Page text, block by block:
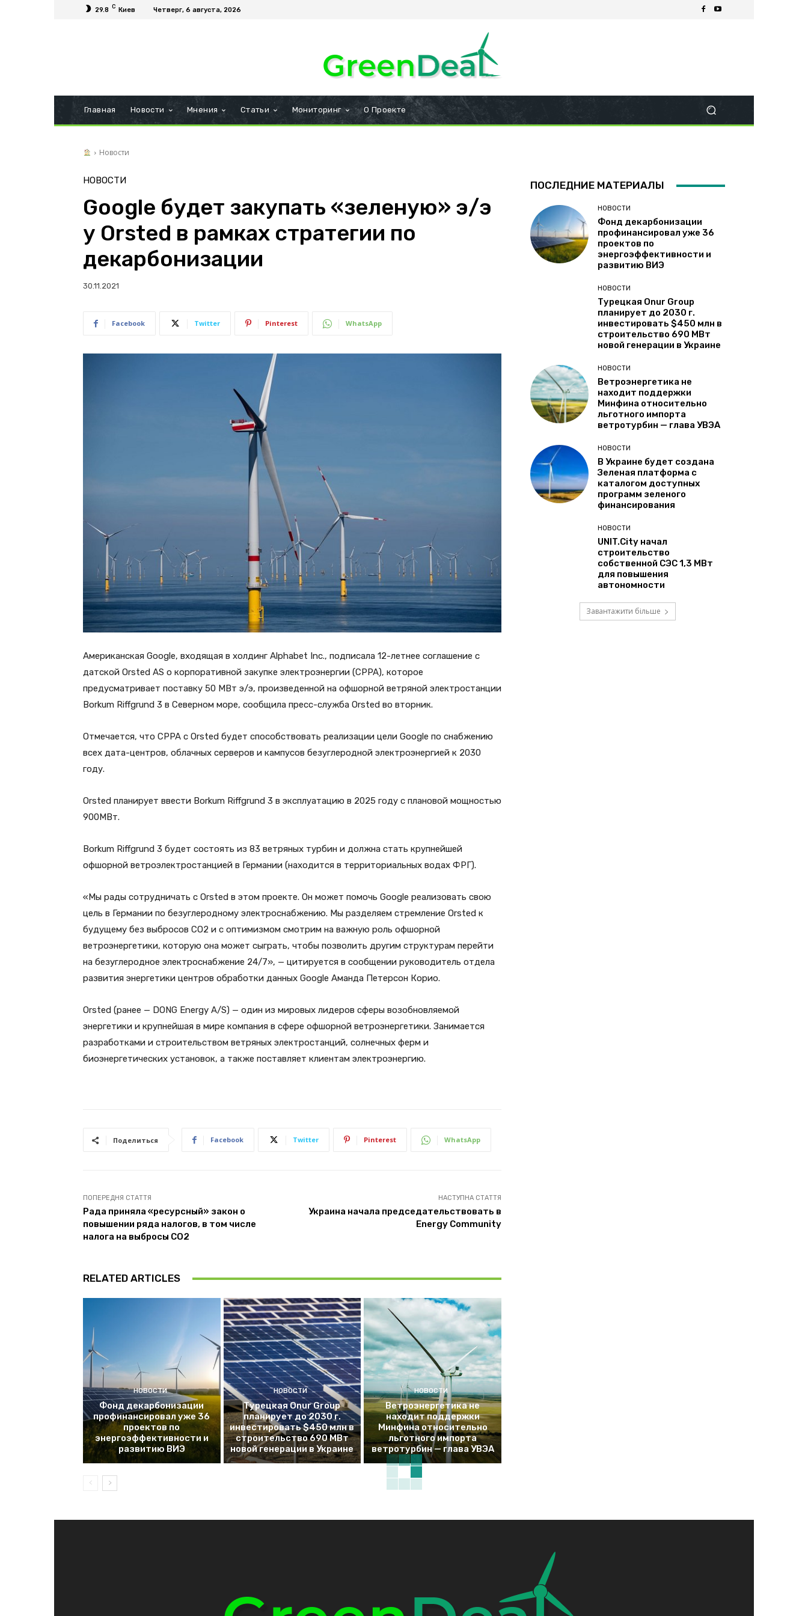
29.8 C Киев Четверг, 6 августа, 2026
Главная Новости Мнения Статьи Мониторинг О Проекте
Новости
НОВОСТИ
Google будет закупать «зеленую» э/э
у Orsted в рамках стратегии по
декарбонизации
30.11.2021
Facebook Twitter Pinterest WhatsApp
Американская Google, входящая в холдинг Alphabet Inc., подписала 12-летнее соглашение с
датской Orsted AS о корпоративной закупке электроэнергии (CPPA), которое
предусматривает поставку 50 МВт э/э, произведенной на офшорной ветряной электростанции
Borkum Riffgrund 3 в Северном море, сообщила пресс-служба Orsted во вторник.
Отмечается, что CPPA с Orsted будет способствовать реализации цели Google по снабжению
всех дата-центров, облачных серверов и кампусов безуглеродной электроэнергией к 2030
году.
Orsted планирует ввести Borkum Riffgrund 3 в эксплуатацию в 2025 году с плановой мощностью
900МВт.
Borkum Riffgrund 3 будет состоять из 83 ветряных турбин и должна стать крупнейшей
офшорной ветроэлектростанцией в Германии (находится в территориальных водах ФРГ).
«Мы рады сотрудничать с Orsted в этом проекте. Он может помочь Google реализовать свою
цель в Германии по безуглеродному электроснабжению. Мы разделяем стремление Orsted к
будущему без выбросов СО2 и с оптимизмом смотрим на важную роль офшорной
ветроэнергетики, которую она может сыграть, чтобы позволить другим структурам перейти
на безуглеродное электроснабжение 24/7», — цитируется в сообщении руководитель отдела
развития энергетики центров обработки данных Google Аманда Петерсон Корио.
Orsted (ранее — DONG Energy A/S) — один из мировых лидеров сферы возобновляемой
энергетики и крупнейшая в мире компания в сфере офшорной ветроэнергетики. Занимается
разработками и строительством ветряных электростанций, солнечных ферм и
биоэнергетических установок, а также поставляет клиентам электроэнергию.
Поделиться Facebook Twitter Pinterest WhatsApp
ПОПЕРЕДНЯ СТАТТЯ
Рада приняла «ресурсный» закон о
повышении ряда налогов, в том числе
налога на выбросы СО2
НАСТУПНА СТАТТЯ
Украина начала председательствовать в
Energy Community
RELATED ARTICLES
НОВОСТИ
Фонд декарбонизации
профинансировал уже 36
проектов по
энергоэффективности и
развитию ВИЭ
НОВОСТИ
Турецкая Onur Group
планирует до 2030 г.
инвестировать $450 млн в
строительство 690 МВт
новой генерации в Украине
НОВОСТИ
Ветроэнергетика не
находит поддержки
Минфина относительно
льготного импорта
ветротурбин — глава УВЭА
ПОСЛЕДНИЕ МАТЕРИАЛЫ
НОВОСТИ
Фонд декарбонизации
профинансировал уже 36
проектов по
энергоэффективности и
развитию ВИЭ
НОВОСТИ
Турецкая Onur Group
планирует до 2030 г.
инвестировать $450 млн в
строительство 690 МВт
новой генерации в Украине
НОВОСТИ
Ветроэнергетика не
находит поддержки
Минфина относительно
льготного импорта
ветротурбин — глава УВЭА
НОВОСТИ
В Украине будет создана
Зеленая платформа с
каталогом доступных
программ зеленого
финансирования
НОВОСТИ
UNIT.City начал
строительство
собственной СЭС 1,3 МВт
для повышения
автономности
Завантажити більше